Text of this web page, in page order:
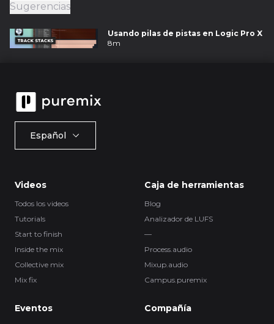
Sugerencias
Usando pilas de pistas en Logic Pro X
8m
Español
Videos
Todos los videos
Tutorials
Start to finish
Inside the mix
Collective mix
Mix fix
Caja de herramientas
Blog
Analizador de LUFS
—
Process.audio
Mixup.audio
Campus.puremix
Eventos Compañía